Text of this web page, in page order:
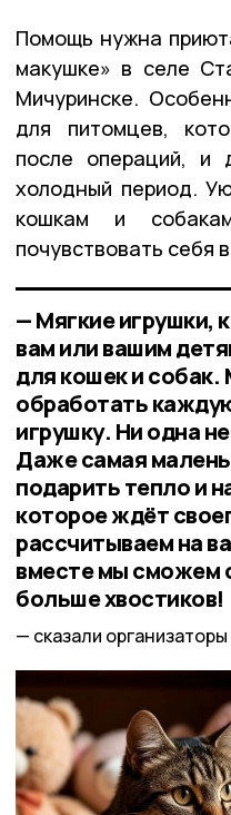
Помощь нужна
макушке» в селе
Мичуринске.
для питомцев,
после операций,
холодный период.
кошкам и
почувствовать себя
— Мягкие игрушки,
вам или вашим
для кошек и собак.
обработать
игрушку. Ни одна
Даже самая
подарить тепло и
которое ждёт
рассчитываем на
вместе мы сможем
больше хвостиков!
сказали